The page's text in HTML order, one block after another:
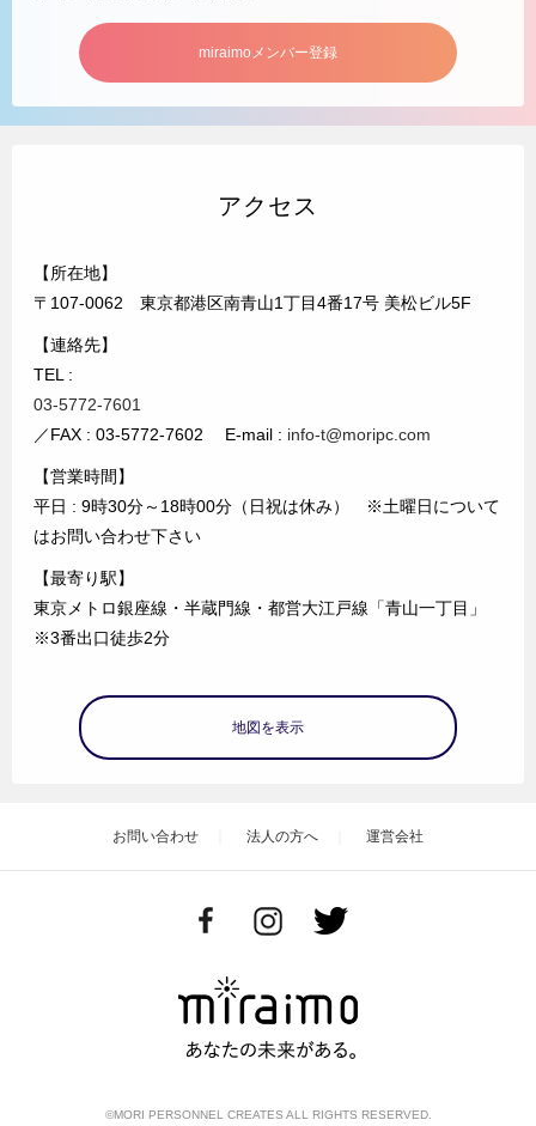
miraimoメンバー登録
アクセス
【所在地】
〒107-0062 東京都港区南青山1丁目4番17号 美松ビル5F
【連絡先】
TEL :
03-5772-7601
／FAX : 03-5772-7602 E-mail : info-t@moripc.com
【営業時間】
平日 : 9時30分～18時00分（日祝は休み） ※土曜日について
はお問い合わせ下さい
【最寄り駅】
東京メトロ銀座線・半蔵門線・都営大江戸線「青山一丁目」
※3番出口徒歩2分
地図を表示
お問い合わせ 法人の方へ 運営会社
©MORI PERSONNEL CREATES ALL RIGHTS RESERVED.